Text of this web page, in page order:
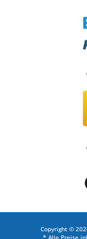
Copyright ©